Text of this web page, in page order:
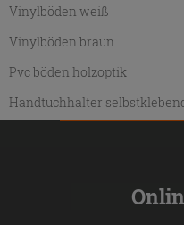
Vinylböden weiß
Vinylböden braun
Pvc böden holzoptik
Handtuchhalter